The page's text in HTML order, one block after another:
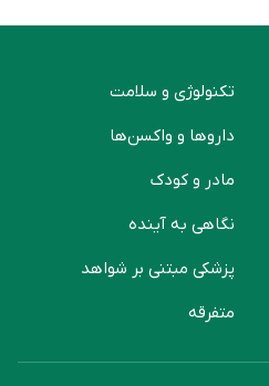
تکنولوژی و سلامت
دارو‌ها و واکسن‌ها
مادر و کودک
نگاهی به آینده
پزشکی مبتنی بر شواهد
متفرقه